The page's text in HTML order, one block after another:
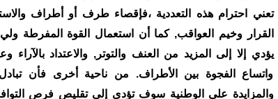
تعني احترام هذه التعددية ،فإقصاء طرف أو أطراف
القرار وخيم العواقب, كما أن استعمال القوة المفرطة
يؤدي إلا إلى المزيد من العنف والتوتر, والاعتداد بالآراء
واتساع الفجوة بين الأطراف. من ناحية أخرى فأن تبادل
والمزايدة على الوطنية سوف تؤدي إلى تقليص فرص